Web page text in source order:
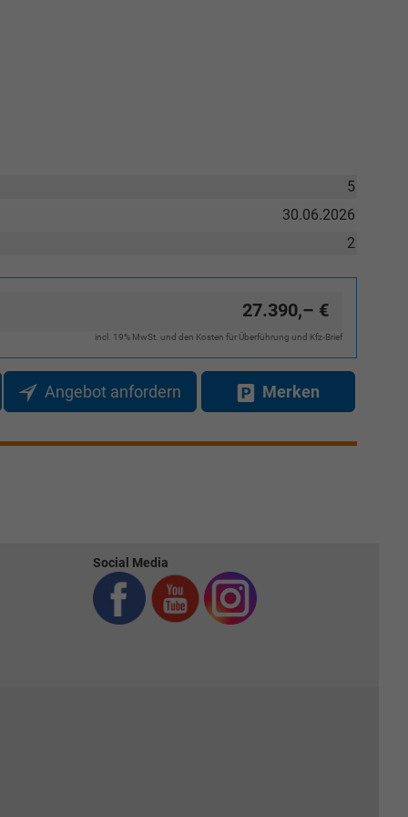
5
30.06.2026
2
27.390,– €
incl. 19% MwSt. und den Kosten für Überführung und Kfz-Brief
Angebot anfordern Merken
Social Media